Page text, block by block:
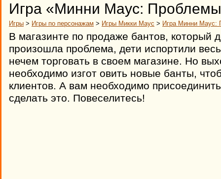
Игра «Минни Маус:
Игры > Игры по персонажам > Игры Микки Маус > Игра Минни Маус:
В магазинте по продаже бантов, который
произошла проблема, дети испортили
нечем торговать в своем магазине. Но
необходимо изгот овить новые банты,
клиентов. А вам необходимо
сделать это. Повеселитесь!